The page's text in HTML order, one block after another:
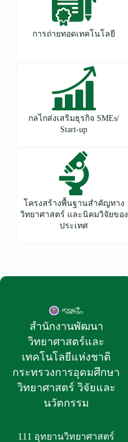
การถ่ายทอดเทคโนโลยี
กลไกส่งเสริมธุรกิจ SMEs/
Start-up
โครงสร้างพื้นฐานสำคัญทาง
วิทยาศาสตร์ และนิคมวิจัยของ
ประเทศ
สำนักงานพัฒนา
วิทยาศาสตร์และ
เทคโนโลยีแห่งชาติ​
กระทรวงการอุดมศึกษา
วิทยาศาสตร์ วิจัยและ
นวัตกรรม
111 อุทยานวิทยาศาสตร์